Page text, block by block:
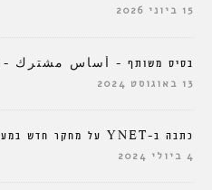
15 ביוני 2026
בסיס משותף – أساس مشترك – COMMON GROUNDS
13 באוגוסט 2024
כתבה ב-YNET על מחקר חדש במעבדה העוסק בהצללה בעיר
4 ביולי 2024